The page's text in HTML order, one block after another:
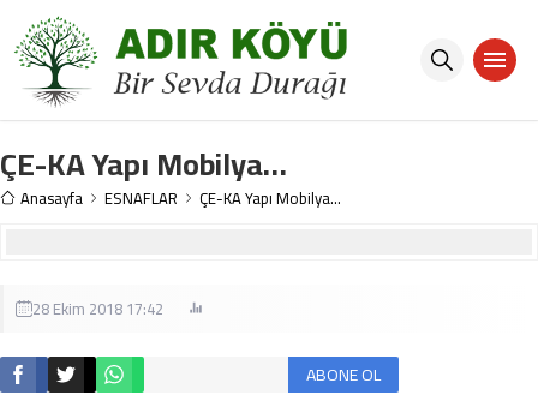
ÇE-KA Yapı Mobilya…
Anasayfa ESNAFLAR ÇE-KA Yapı Mobilya…
28 Ekim 2018 17:42
ABONE OL